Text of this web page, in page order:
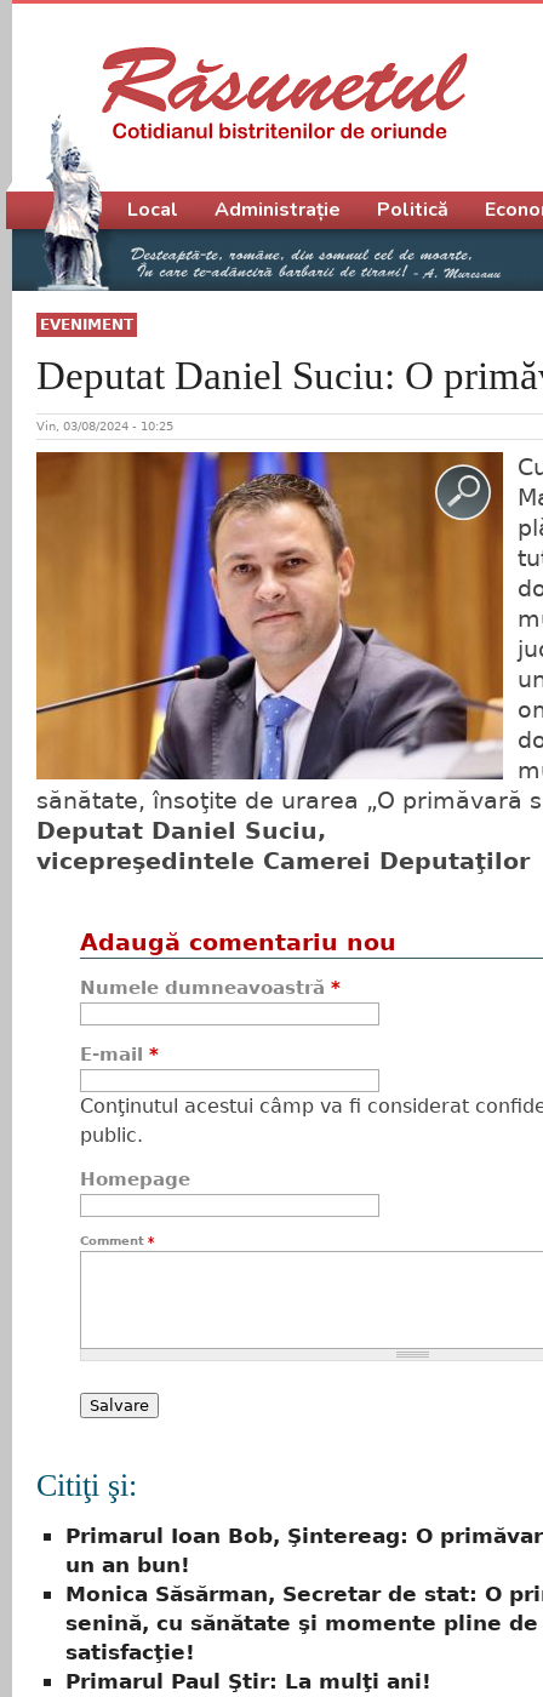
EVENIMENT
Deputat Daniel Suciu: O
Vin, 03/08/2024 - 10:25
sănătate, însoţite de urarea „O primăvară
Deputat Daniel Suciu,
vicepreşedintele Camerei Deputaţilor
Adaugă comentariu nou
Numele dumneavoastră *
E-mail *
Conţinutul acestui câmp va fi considerat
public.
Homepage
Comment *
Citiţi şi:
Primarul Ioan Bob, Şintereag: O
un an bun!
Monica Săsărman, Secretar de stat: O
senină, cu sănătate şi momente pline
satisfacţie!
Primarul Paul Ştir: La mulţi ani!
Meniu principal
Local Administrație Politică